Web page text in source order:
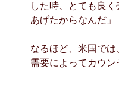
した時、とても良
あげたからなんだ」
なるほど、米国で
需要によってカウン